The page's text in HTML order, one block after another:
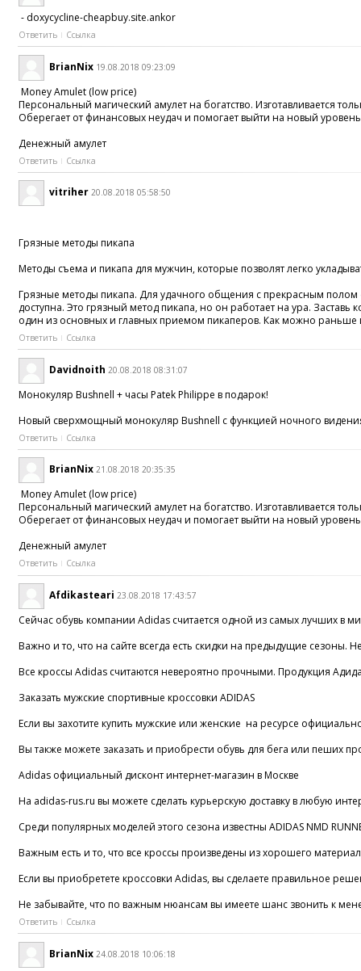
- doxycycline-cheapbuy.site.ankor
Ответить Ссылка
BrianNix 19.08.2018 09:23:09
Money Amulet (low price)
Персональный магический амулет на богатство. Изготавливается
Оберегает от финансовых неудач и помогает выйти на новый
Денежный амулет
Ответить Ссылка
vitriher 20.08.2018 05:58:50
Грязные методы пикапа
Методы съема и пикапа для мужчин, которые позволят легко
Грязные методы пикапа. Для удачного общения с прекрасным полом
доступна. Это грязный метод пикапа, но он работает на ура.
один из основных и главных приемом пикаперов. Как можно раньше
Ответить Ссылка
Davidnoith 20.08.2018 08:31:07
Монокуляр Bushnell + часы Patek Philippe в подарок!
Новый сверхмощный монокуляр Bushnell с функцией ночного
Ответить Ссылка
BrianNix 21.08.2018 20:35:35
Money Amulet (low price)
Персональный магический амулет на богатство. Изготавливается
Оберегает от финансовых неудач и помогает выйти на новый
Денежный амулет
Ответить Ссылка
Afdikasteari 23.08.2018 17:43:57
Сейчас обувь компании Adidas считается одной из самых лучших в
Важно и то, что на сайте всегда есть скидки на предыдущие сезоны.
Все кроссы Adidas считаются невероятно прочными. Продукция
Заказать мужские спортивные кроссовки ADIDAS
Если вы захотите купить мужские или женские на ресурсе
Вы также можете заказать и приобрести обувь для бега или пеших
Adidas официальный дисконт интернет-магазин в Москве
На adidas-rus.ru вы можете сделать курьерскую доставку в любую
Среди популярных моделей этого сезона известны ADIDAS NMD
Важным есть и то, что все кроссы произведены из хорошего
Если вы приобретете кроссовки Adidas, вы сделаете правильное
Не забывайте, что по важным нюансам вы имеете шанс звонить к
Ответить Ссылка
BrianNix 24.08.2018 10:06:18